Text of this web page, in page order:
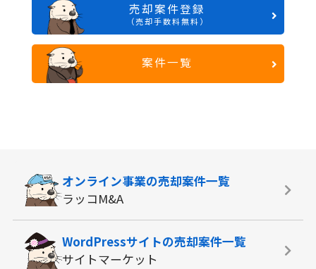
売却案件登録
（売却手数料無料）
案件一覧
オンライン事業の売却案件一覧
ラッコM&A
WordPressサイトの売却案件一覧
サイトマーケット